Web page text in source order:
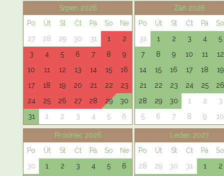
Srpen 2026
Po
Út St Čt Pá So
Ne
27
28 29 30 31 1
2
3
4 5 6 7 8
9
10
11 12 13 14 15
16
17
18 19 20 21 22
23
24
25 26 27 28 29
30
31
1 2 3 4 5 6
Září 2026
Po
Út St Čt Pá
So
31
1 2 3 4
5
7
8 9 10 11
12
14
15 16 17 18
19
21
22 23 24 25
26
28
29 30 1 2
3
5
6 7 8 9 10
Prosinec 2026
Po
Út St Čt Pá So
Ne
30
1 2 3 4 5
6
Leden 2027
Po
Út St Čt Pá
So
28
29 30 31 1
2